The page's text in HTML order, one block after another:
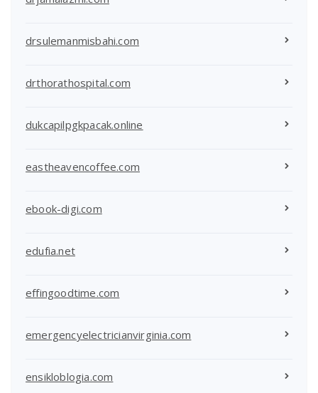
drsulemanmisbahi.com
drthorathospital.com
dukcapilpgkpacak.online
eastheavencoffee.com
ebook-digi.com
edufia.net
effingoodtime.com
emergencyelectricianvirginia.com
ensikloblogia.com